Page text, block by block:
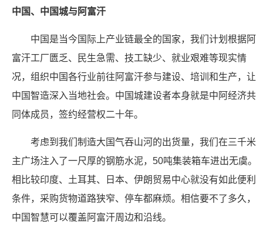
中国、中国城与阿富汗
中国是当今国际上产业链最全的国家，我们计划根据阿
富汗工厂匮乏、民生急需、技工缺少、就业艰难等现实情
况，组织中国各行业前往阿富汗参与建设、培训和生产，让
中国智造深入当地社会。中国城建设者本身就是中阿经济共
同体成员，签约经营权二十年。
考虑到我们制造大国气吞山河的出货量，我们在三千米
主广场注入了一尺厚的钢筋水泥，50吨集装箱车进出无虞。
相比较印度、土耳其、日本、伊朗贸易中心就没有如此便利
条件，采购货物道路狭窄、停车都麻烦。相信要不了多久，
中国智慧可以覆盖阿富汗周边和沿线。